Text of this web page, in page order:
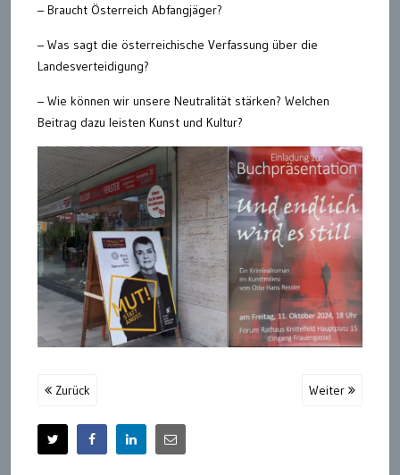
– Braucht Österreich Abfangjäger?
– Was sagt die österreichische Verfassung über die
Landesverteidigung?
– Wie können wir unsere Neutralität stärken? Welchen
Beitrag dazu leisten Kunst und Kultur?
Zurück Weiter